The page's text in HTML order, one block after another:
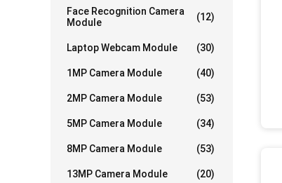
Face Recognition Camera
Module
(12)
Laptop Webcam Module (30)
1MP Camera Module (40)
2MP Camera Module (53)
5MP Camera Module (34)
8MP Camera Module (53)
13MP Camera Module (20)